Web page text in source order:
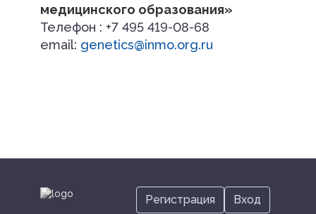
медицинского образования»
Телефон : +7 495 419-08-68
email: genetics@inmo.org.ru
Регистрация Вход